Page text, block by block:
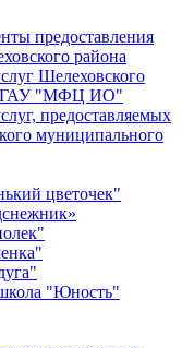
предоставления
района
Шелеховского
в ГАУ "МФЦ ИО"
предоставляемых
муниципального
цветочек"
"Юность"